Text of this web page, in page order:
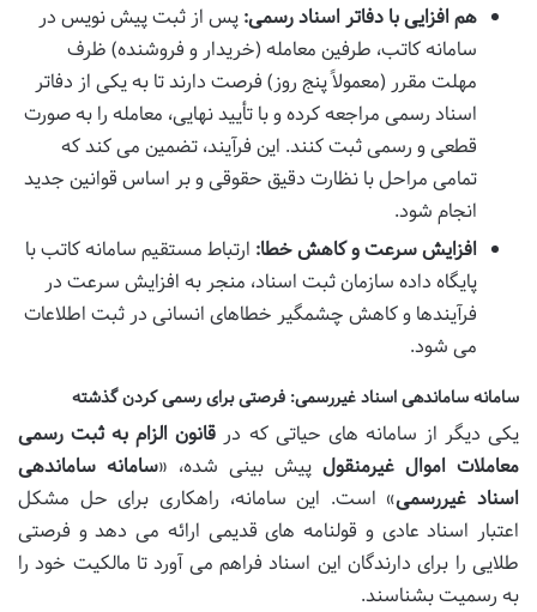
هم افزایی با دفاتر اسناد رسمی: پس از ثبت پیش نویس در
سامانه کاتب، طرفین معامله (خریدار و فروشنده) ظرف
مهلت مقرر (معمولاً پنج روز) فرصت دارند تا به یکی از دفاتر
اسناد رسمی مراجعه کرده و با تأیید نهایی، معامله را به صورت
قطعی و رسمی ثبت کنند. این فرآیند، تضمین می کند که
تمامی مراحل با نظارت دقیق حقوقی و بر اساس قوانین جدید
انجام شود.
افزایش سرعت و کاهش خطا: ارتباط مستقیم سامانه کاتب با
پایگاه داده سازمان ثبت اسناد، منجر به افزایش سرعت در
فرآیندها و کاهش چشمگیر خطاهای انسانی در ثبت اطلاعات
می شود.
سامانه ساماندهی اسناد غیررسمی: فرصتی برای رسمی کردن گذشته
یکی دیگر از سامانه های حیاتی که در قانون الزام به ثبت رسمی
معاملات اموال غیرمنقول پیش بینی شده، «سامانه ساماندهی
اسناد غیررسمی» است. این سامانه، راهکاری برای حل مشکل
اعتبار اسناد عادی و قولنامه های قدیمی ارائه می دهد و فرصتی
طلایی را برای دارندگان این اسناد فراهم می آورد تا مالکیت خود را
به رسمیت بشناسند.